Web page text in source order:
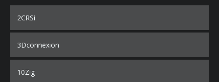
2CRSi
3Dconnexion
10Zig